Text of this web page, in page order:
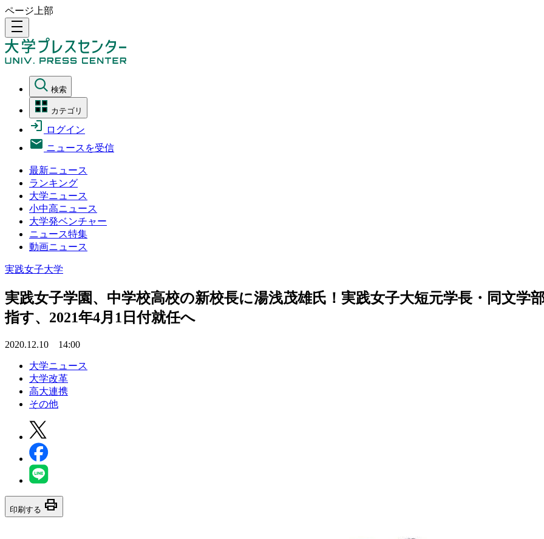
ページ上部
density_medium
検索
カテゴリ
ログイン
ニュースを受信
最新ニュース
ランキング
大学ニュース
小中高ニュース
大学発ベンチャー
ニュース特集
動画ニュース
実践女子大学
実践女子学園、中学校高校の新校長に湯浅茂雄氏！実践女子大短元学長・同文学
指す、2021年4月1日付就任へ
2020.12.10 14:00
大学ニュース
大学改革
高大連携
その他
印刷する print